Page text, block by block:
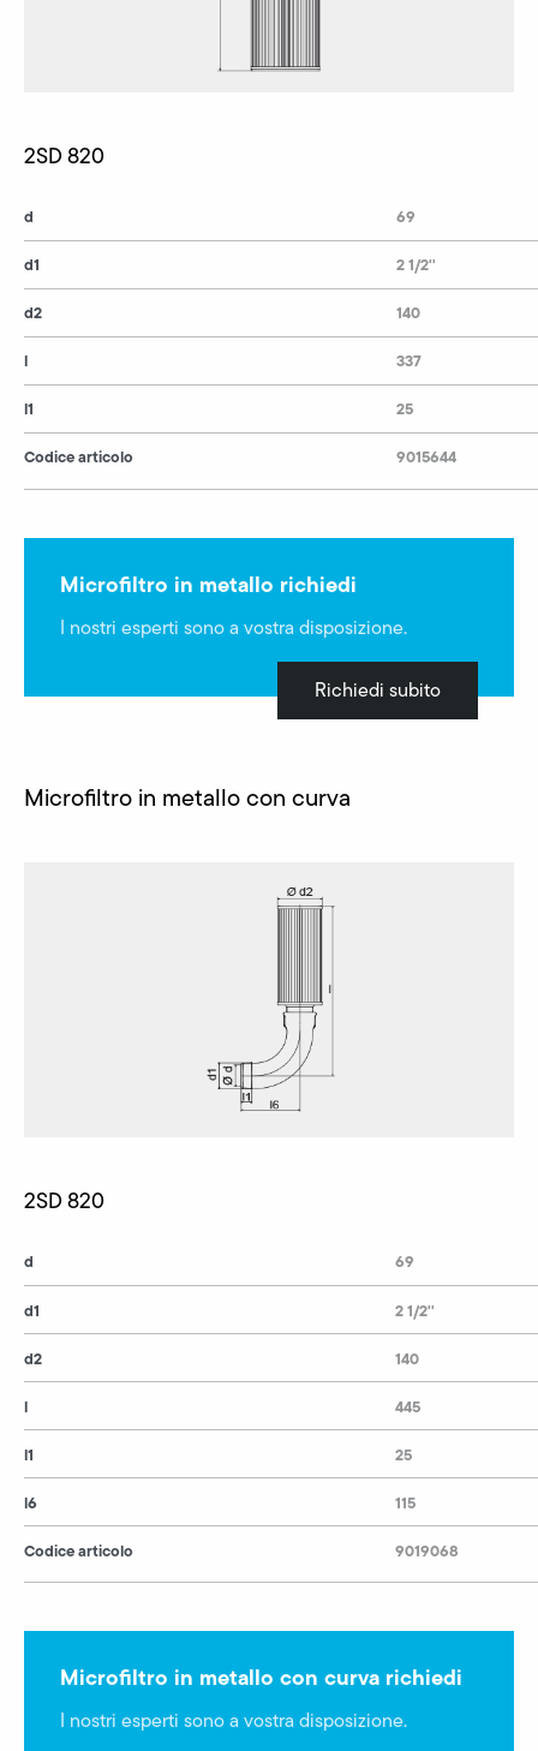
2SD 820
d
d1
d2
l
l1
Codice articolo
69
2 1/2''
140
337
25
9015644
Microfiltro in metallo richiedi
I nostri esperti sono a vostra disposizione.
Richiedi subito
Microfiltro in metallo con curva
2SD 820
d
d1
d2
l
l1
l6
Codice articolo
69
2 1/2''
140
445
25
115
9019068
Microfiltro in metallo con curva richiedi
I nostri esperti sono a vostra disposizione.